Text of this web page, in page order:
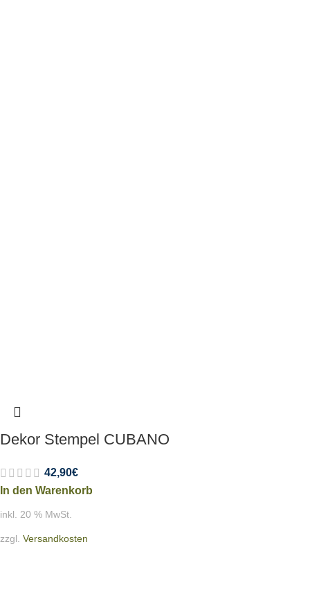
Dekor Stempel CUBANO
42,90€
In den Warenkorb
inkl. 20 % MwSt.
zzgl. Versandkosten